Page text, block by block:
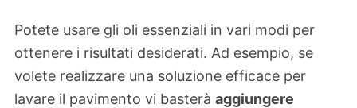
Potete usare gli oli essenziali in vari modi per
ottenere i risultati desiderati. Ad esempio, se
volete realizzare una soluzione efficace per
lavare il pavimento vi basterà aggiungere